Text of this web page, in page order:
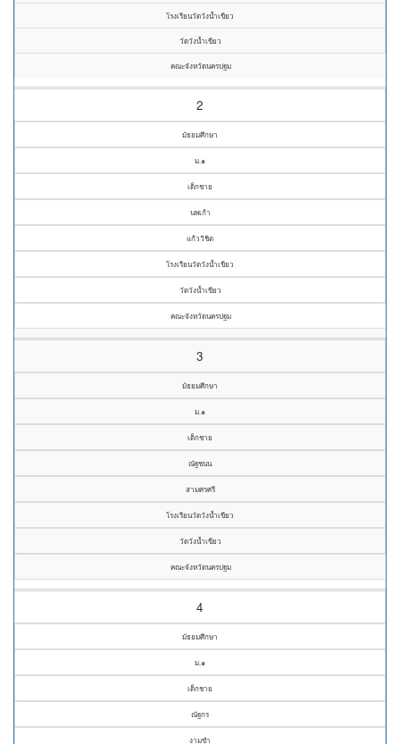
โรงเรียนวัดวังน้ำเขียว
วัดวังน้ำเขียว
คณะจังหวัดนครปฐม
2
มัธยมศึกษา
ม.๑
เด็กชาย
นพเก้า
แก้ววิชิต
โรงเรียนวัดวังน้ำเขียว
วัดวังน้ำเขียว
คณะจังหวัดนครปฐม
3
มัธยมศึกษา
ม.๑
เด็กชาย
ณัฐชนน
สามศรศรี
โรงเรียนวัดวังน้ำเขียว
วัดวังน้ำเขียว
คณะจังหวัดนครปฐม
4
มัธยมศึกษา
ม.๑
เด็กชาย
ณัฐกร
งามขำ